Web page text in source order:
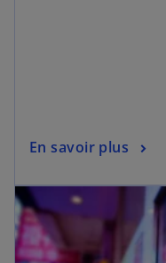
En savoir plus